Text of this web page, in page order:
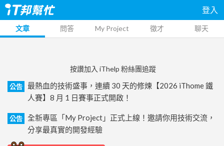
登入
文章 問答 My Project 徵才 聊天
按讚加入 iThelp 粉絲團追蹤
公告
最熱血的技術盛事，連續 30 天的修煉【2026 iThome 鐵
人賽】8 月 1 日賽事正式開啟！
公告
全新專區「My Project」正式上線！邀請你用技術交流，
分享最真實的開發經驗